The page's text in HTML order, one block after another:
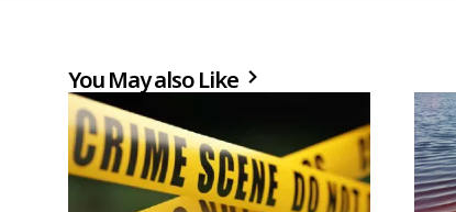
You May also Like